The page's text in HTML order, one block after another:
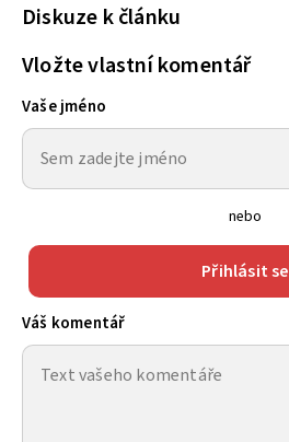
Diskuze k článku
Vložte vlastní komentář
Vaše jméno
nebo
Přihlásit se
Váš komentář